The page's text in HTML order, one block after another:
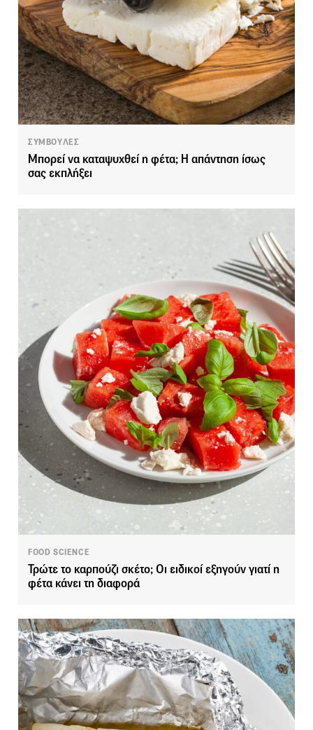
ΣΥΜΒΟΥΛΕΣ
Μπορεί να καταψυχθεί η φέτα; Η απάντηση ίσως
σας εκπλήξει
FOOD SCIENCE
Τρώτε το καρπούζι σκέτο; Οι ειδικοί εξηγούν γιατί η
φέτα κάνει τη διαφορά